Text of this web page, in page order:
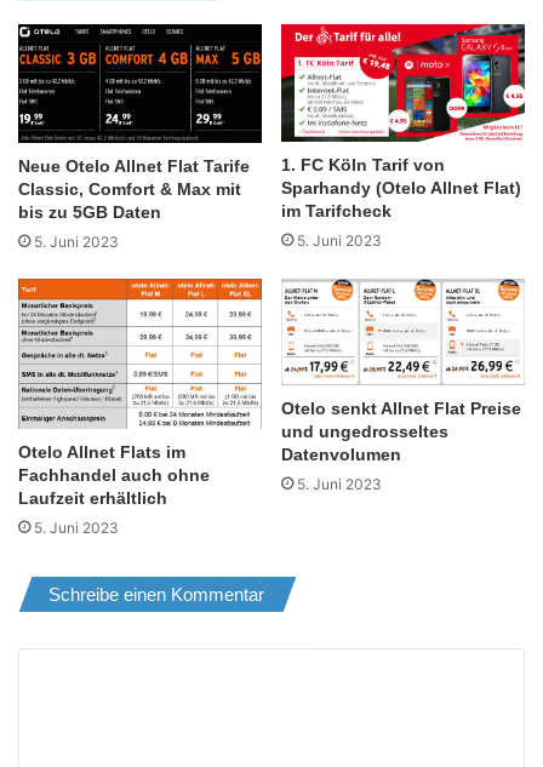
Neue Otelo Allnet Flat Tarife
Classic, Comfort & Max mit
bis zu 5GB Daten
5. Juni 2023
1. FC Köln Tarif von
Sparhandy (Otelo Allnet Flat)
im Tarifcheck
5. Juni 2023
Otelo Allnet Flats im
Fachhandel auch ohne
Laufzeit erhältlich
5. Juni 2023
Otelo senkt Allnet Flat Preise
und ungedrosseltes
Datenvolumen
5. Juni 2023
Schreibe einen Kommentar